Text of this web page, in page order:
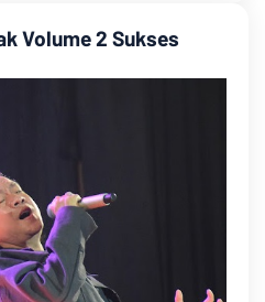
Volume 2 Sukses